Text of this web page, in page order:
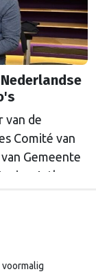
van de
Comité van
Gemeente
Arthur
in hun
…